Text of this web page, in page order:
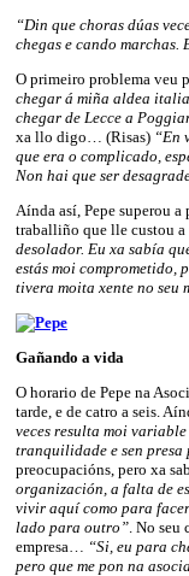
“Din que choras dúas
chegas e cando marchas.
O primeiro problema veu
chegar á miña aldea
chegar de Lecce a
xa llo digo… (Risas) “En
que era o complicado,
Non hai que ser
Aínda así, Pepe superou
traballiño que lle custou a
desolador. Eu xa sabía
estás moi comprometido,
tivera moita xente no seu
Gañando a vida
O horario de Pepe na
tarde, e de catro a seis.
veces resulta moi
tranquilidade e sen presa
preocupacións, pero xa
organización, a falta de
vivir aquí como para
lado para outro” . No
empresa…
“Si, eu para
pero que me pon na